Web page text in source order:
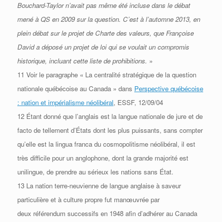
Bouchard-Taylor n’avait pas même été incluse dans le débat
mené à QS en 2009 sur la question. C’est à l’automne 2013, en
plein débat sur le projet de Charte des valeurs, que Françoise
David a déposé un projet de loi qui se voulait un compromis
historique, incluant cette liste de prohibitions. »
11 Voir le paragraphe « La centralité stratégique de la question
nationale québécoise au Canada » dans Perspective québécoise
: nation et impérialisme néolibéral, ESSF, 12/09/04
12 Étant donné que l’anglais est la langue nationale de jure et de
facto de tellement d’États dont les plus puissants, sans compter
qu’elle est la lingua franca du cosmopolitisme néolibéral, il est
très difficile pour un anglophone, dont la grande majorité est
unilingue, de prendre au sérieux les nations sans État.
13 La nation terre-neuvienne de langue anglaise à saveur
particulière et à culture propre fut manœuvrée par
deux référendum successifs en 1948 afin d’adhérer au Canada